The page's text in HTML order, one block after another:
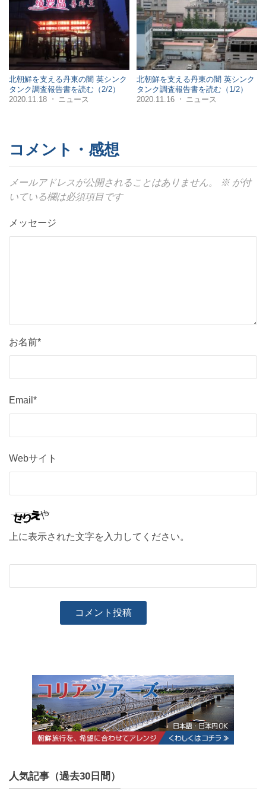
北朝鮮を支える丹東の闇 英シンク
タンク調査報告書を読む（2/2）
2020.11.18
・ ニュース
北朝鮮を支える丹東の闇 英シンク
タンク調査報告書を読む（1/2）
2020.11.16
・ ニュース
コメント・感想
メールアドレスが公開されることはありません。 ※ が付
いている欄は必須項目です
メッセージ
お名前*
Email*
Webサイト
上に表示された文字を入力してください。
人気記事（過去30日間）